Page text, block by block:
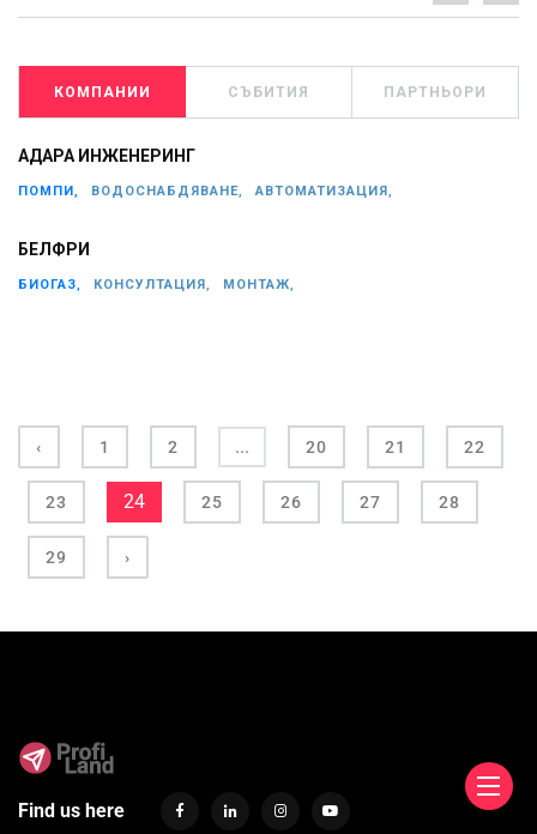
КОМПАНИИ СЪБИТИЯ ПАРТНЬОРИ
АДАРА ИНЖЕНЕРИНГ
ПОМПИ, ВОДОСНАБДЯВАНЕ, АВТОМАТИЗАЦИЯ,
БЕЛФРИ
БИОГАЗ, КОНСУЛТАЦИЯ, МОНТАЖ,
‹ 1 2 ... 20 21 22
23 24 25 26 27 28
29 ›
Find us here